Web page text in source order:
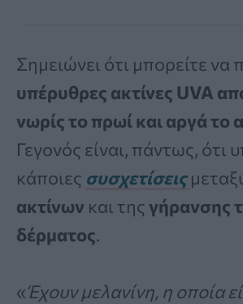
Σημειώνει ότι μπορείτε να
υπέρυθρες ακτίνες UVA
νωρίς το πρωί και αργά το
Γεγονός είναι, πάντως, ότι
κάποιες συσχετίσεις
ακτίνων και τηςγήρανσης
δέρματος.
«Έχουν μελανίνη, η οποία